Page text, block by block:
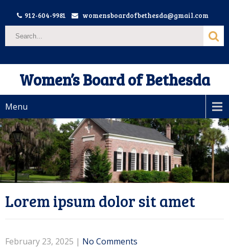
912-604-9981 womensboardofbethesda@gmail.com
Women’s Board of Bethesda
Menu
Lorem ipsum dolor sit amet
February 23, 2025 | No Comments